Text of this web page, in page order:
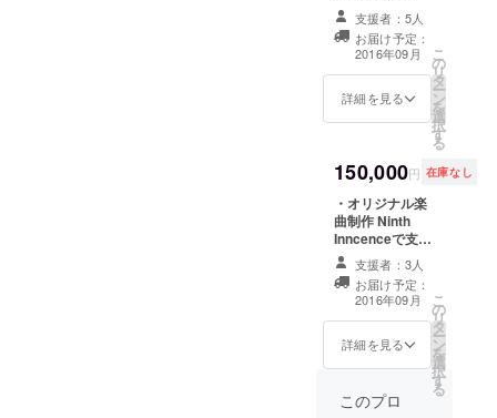
式メンバー
となり、バ
ンドとして
の活動をス
約2年ぶりの
活動再開を
発表。
同4月24日六
本木C*Laps
にて復活ラ
イブを行
う。
負担くださいま
すよう御願い致
します。） ・完
成したCD ・鈴
撮影
待！！ （都内某
所、お店はこち
らで指定させて
頂きます。ス
タッフ、もしく
はメンバーが同
頂きます。時間
は2時間以内を予
定しておりま
す。お店までの
交通費、宿泊費
等はご本人でご
負担くださいま
すよう御願い致
します。） ・完
木結女との記念
撮影
支援者：5人
お届け予定：
2016年09月
詳細を見る
こ
の
リ
タ
ー
ン
を
選
択
す
る
150,000円 在庫なし
・オリジナル楽
曲制作 Ninth
Inncenceで支援
者様のためにオ
リジナル楽曲を
作ります！ 思い
出やエピソー
ド、また、誰か
に向けての想い
ば、それに沿っ
支援者：3人
お届け予定：
2016年09月
詳細を見る
こ
の
リ
タ
ー
ン
を
選
択
す
る
このプロ